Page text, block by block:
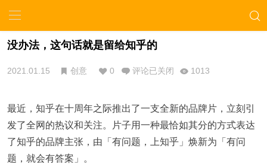
没办法，这句话就是留给知乎的
2021.01.15 创意 0 评论已关闭 1013
最近，知乎在十周年之际推出了一支全新的品牌片，立刻引
发了全网的热议和关注。片子用一种最恰如其分的方式表达
了知乎的品牌主张，由「有问题，上知乎」焕新为「有问
题，就会有答案」。